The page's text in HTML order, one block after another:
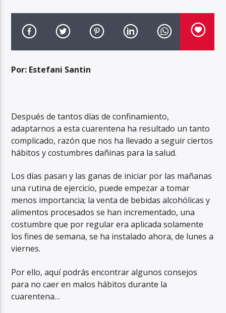
Por: Estefani Santin
Después de tantos días de confinamiento,
adaptarnos a esta cuarentena ha resultado un tanto
complicado, razón que nos ha llevado a seguir ciertos
hábitos y costumbres dañinas para la salud.
Los días pasan y las ganas de iniciar por las mañanas
una rutina de ejercicio, puede empezar a tomar
menos importancia; la venta de bebidas alcohólicas y
alimentos procesados se han incrementado, una
costumbre que por regular era aplicada solamente
los fines de semana, se ha instalado ahora, de lunes a
viernes.
Por ello, aquí podrás encontrar algunos consejos
para no caer en malos hábitos durante la
cuarentena…